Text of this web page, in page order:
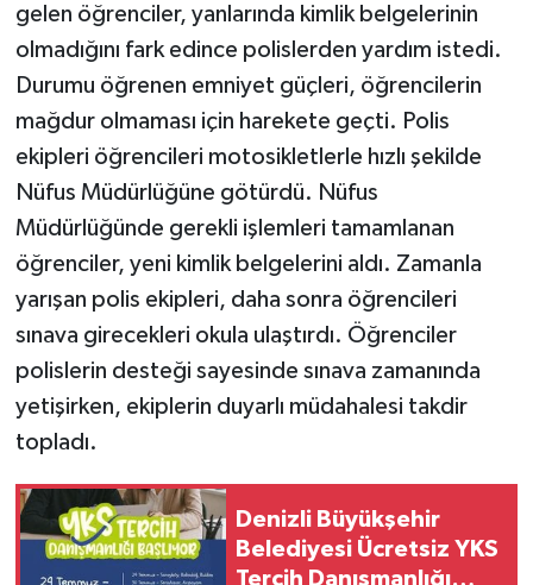
gelen öğrenciler, yanlarında kimlik belgelerinin
olmadığını fark edince polislerden yardım istedi.
Durumu öğrenen emniyet güçleri, öğrencilerin
mağdur olmaması için harekete geçti. Polis
ekipleri öğrencileri motosikletlerle hızlı şekilde
Nüfus Müdürlüğüne götürdü. Nüfus
Müdürlüğünde gerekli işlemleri tamamlanan
öğrenciler, yeni kimlik belgelerini aldı. Zamanla
yarışan polis ekipleri, daha sonra öğrencileri
sınava girecekleri okula ulaştırdı. Öğrenciler
polislerin desteği sayesinde sınava zamanında
yetişirken, ekiplerin duyarlı müdahalesi takdir
topladı.
Denizli Büyükşehir
Belediyesi Ücretsiz YKS
Tercih Danışmanlığı